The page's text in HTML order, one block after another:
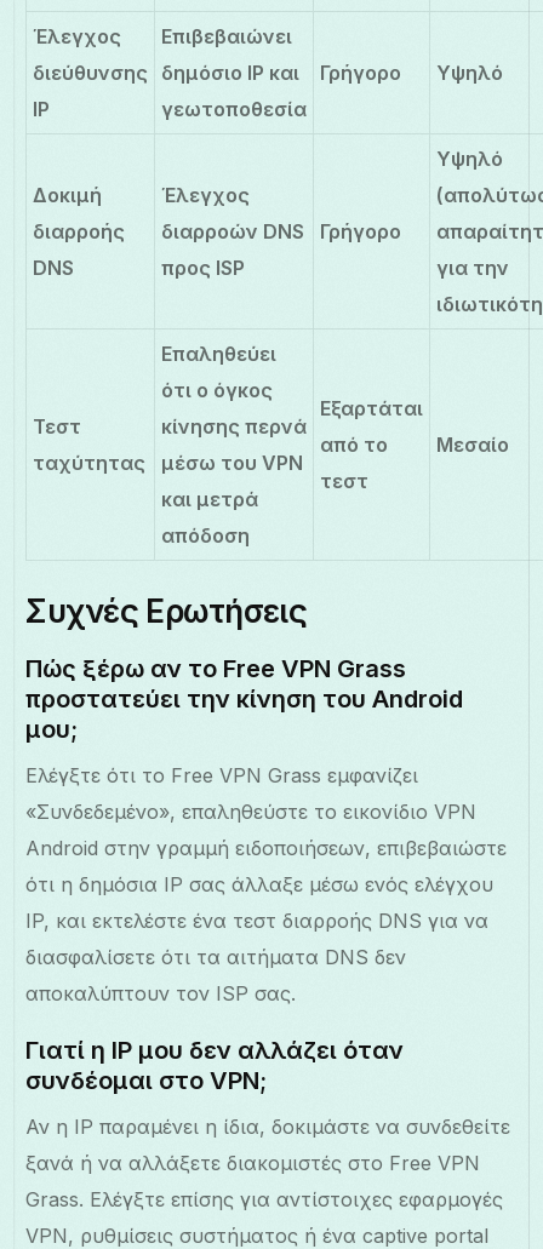
Έλεγχος
διεύθυνσης
IP
Επιβεβαιώνει
δημόσιο IP και
γεωτοποθεσία
Γρήγορο Υψηλό
Δοκιμή
διαρροής
DNS
Έλεγχος
διαρροών DNS
προς ISP
Γρήγορο
Υψηλό
για την
Τεστ
ταχύτητας
Επαληθεύει
ότι ο όγκος
κίνησης περνά
μέσω του VPN
και μετρά
απόδοση
Εξαρτάται
από το
τεστ
Μεσαίο
Συχνές Ερωτήσεις
Πώς ξέρω αν το Free VPN Grass
προστατεύει την κίνηση του Android
μου;
Ελέγξτε ότι το Free VPN Grass εμφανίζει
«Συνδεδεμένο», επαληθεύστε το εικονίδιο VPN
Android στην γραμμή ειδοποιήσεων, επιβεβαιώστε
ότι η δημόσια IP σας άλλαξε μέσω ενός ελέγχου
IP, και εκτελέστε ένα τεστ διαρροής DNS για να
διασφαλίσετε ότι τα αιτήματα DNS δεν
αποκαλύπτουν τον ISP σας.
Γιατί η IP μου δεν αλλάζει όταν
συνδέομαι στο VPN;
Αν η IP παραμένει η ίδια, δοκιμάστε να συνδεθείτε
ξανά ή να αλλάξετε διακομιστές στο Free VPN
Grass. Ελέγξτε επίσης για αντίστοιχες εφαρμογές
VPN, ρυθμίσεις συστήματος ή ένα captive portal